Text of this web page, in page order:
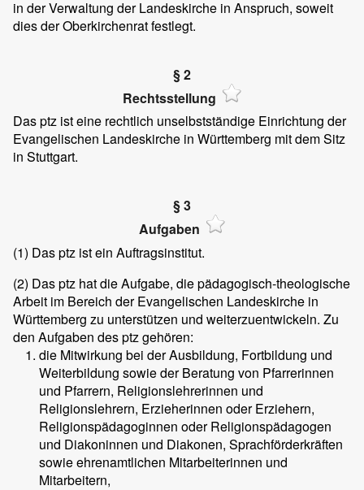
in der Verwaltung der Landeskirche in Anspruch, soweit
dies der Oberkirchenrat festlegt.
§ 2
Rechtsstellung
Das ptz ist eine rechtlich unselbstständige Einrichtung der
Evangelischen Landeskirche in Württemberg mit dem Sitz
in Stuttgart.
§ 3
Aufgaben
(1) Das ptz ist ein Auftragsinstitut.
(2) Das ptz hat die Aufgabe, die pädagogisch-theologische
Arbeit im Bereich der Evangelischen Landeskirche in
Württemberg zu unterstützen und weiterzuentwickeln. Zu
den Aufgaben des ptz gehören:
die Mitwirkung bei der Ausbildung, Fortbildung und
Weiterbildung sowie der Beratung von Pfarrerinnen
und Pfarrern, Religionslehrerinnen und
Religionslehrern, Erzieherinnen oder Erziehern,
Religionspädagoginnen oder Religionspädagogen
und Diakoninnen und Diakonen, Sprachförderkräften
sowie ehrenamtlichen Mitarbeiterinnen und
Mitarbeitern,